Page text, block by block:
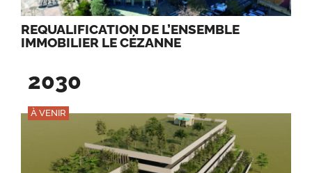
REQUALIFICATION DE L’ENSEMBLE
IMMOBILIER LE CÉZANNE
2030
À VENIR